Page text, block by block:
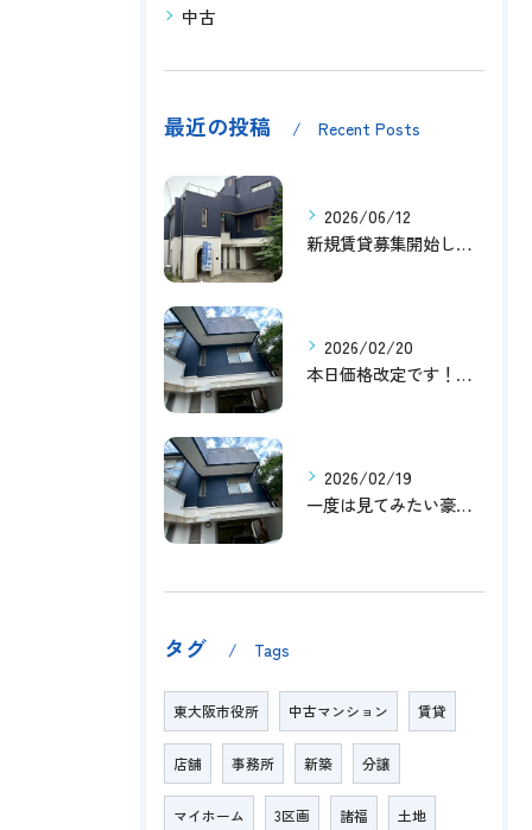
中古
最近の投稿 Recent Posts
2026/06/12
新規賃貸募集開始しました！
2026/02/20
本日価格改定です！！このチャンスお見逃しなく！！！
2026/02/19
一度は見てみたい豪邸！！内覧受付中です～☆
タグ Tags
東大阪市役所 中古マンション 賃貸
店舗 事務所 新築 分譲
マイホーム 3区画 諸福 土地